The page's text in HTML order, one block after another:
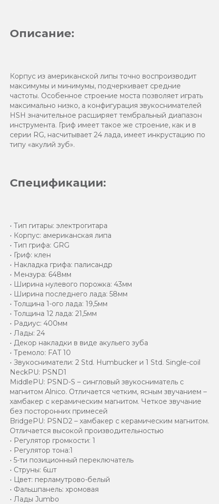
Описание:
Корпус из американской липы точно воспроизводит
максимумы и минимумы, подчеркивает средние
частоты. Особенное строение моста позволяет играть
максимально низко, а конфигурация звукоснимателей
HSH значительное расширяет тембральный диапазон
инструмента. Гриф имеет такое же строение, как и в
серии RG, насчитывает 24 лада, имеет инкрустацию по
типу «акулий зуб».
Спецификации:
• Тип гитары: электрогитара
• Корпус: американская липа
• Тип грифа: GRG
• Гриф: клен
• Накладка грифа: палисандр
• Мензура: 648мм
• Ширина нулевого порожка: 43мм
• Ширина последнего лада: 58мм
• Толщина 1-ого лада: 19,5мм
• Толщина 12 лада: 21,5мм
• Радиус: 400мм
• Лады: 24
• Декор накладки в виде акульего зуба
• Тремоло: FAT 10
• Звукосниматели: 2 Std. Humbucker и 1 Std. Single-coil
NeckPU: PSND1
MiddlePU: PSND-S – сингловый звукосниматель с
магнитом Alnico. Отличается четким, ясным звучанием –
хамбакер с керамическим магнитом. Четкое звучание
без посторонних примесей
BridgePU: PSND2 – хамбакер с керамическим магнитом.
Отличается высокой производительностью
• Регулятор громкости: 1
• Регулятор тона:1
• 5-ти позиционный переключатель
• Струны: 6шт
• Цвет: перламутрово-белый
• Фальшпанель: хромовая
• Лады Jumbo